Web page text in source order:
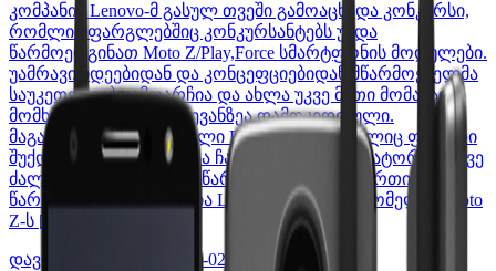
კომპანია Lenovo-მ გასულ თვეში გამოაცხადა კონკურსი,
რომლის ფარგლებშიც კონკურსანტებს უნდა
წარმოედგინათ Moto Z/Play,Force სმარტფონის მოდულები.
უამრავი იდეებიდან და კონცეფციებიდან მწარმოებელმა
საუკეთესოები ამოარჩია და ახლა უკვე მათი მომავალი
მომხმარებლების არჩევანზეა დამოკიდებული.
მაგალითისთვის მოდული Edge Force, რომელიც ფერადი
შუქდიოდური განათებაა ჩაშენებული აკუმლატორით უკვე
ძალიან მალე ჩაეშვება წარმოებაში. კიდევ ერთი
წარმატებული პროექტია Linc Smart Walkie, რომელიც Moto
Z-ს [&hellip;]
დავით მაჭახელიძე 2017-02-21T02:00:46